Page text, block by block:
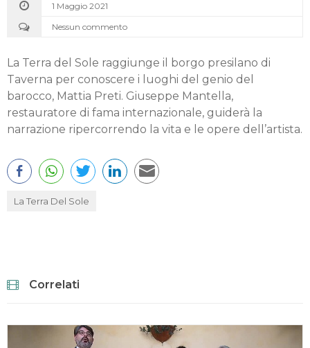
1 Maggio 2021
Nessun commento
La Terra del Sole raggiunge il borgo presilano di
Taverna per conoscere i luoghi del genio del
barocco, Mattia Preti. Giuseppe Mantella,
restauratore di fama internazionale, guiderà la
narrazione ripercorrendo la vita e le opere dell’artista.
La Terra Del Sole
Correlati